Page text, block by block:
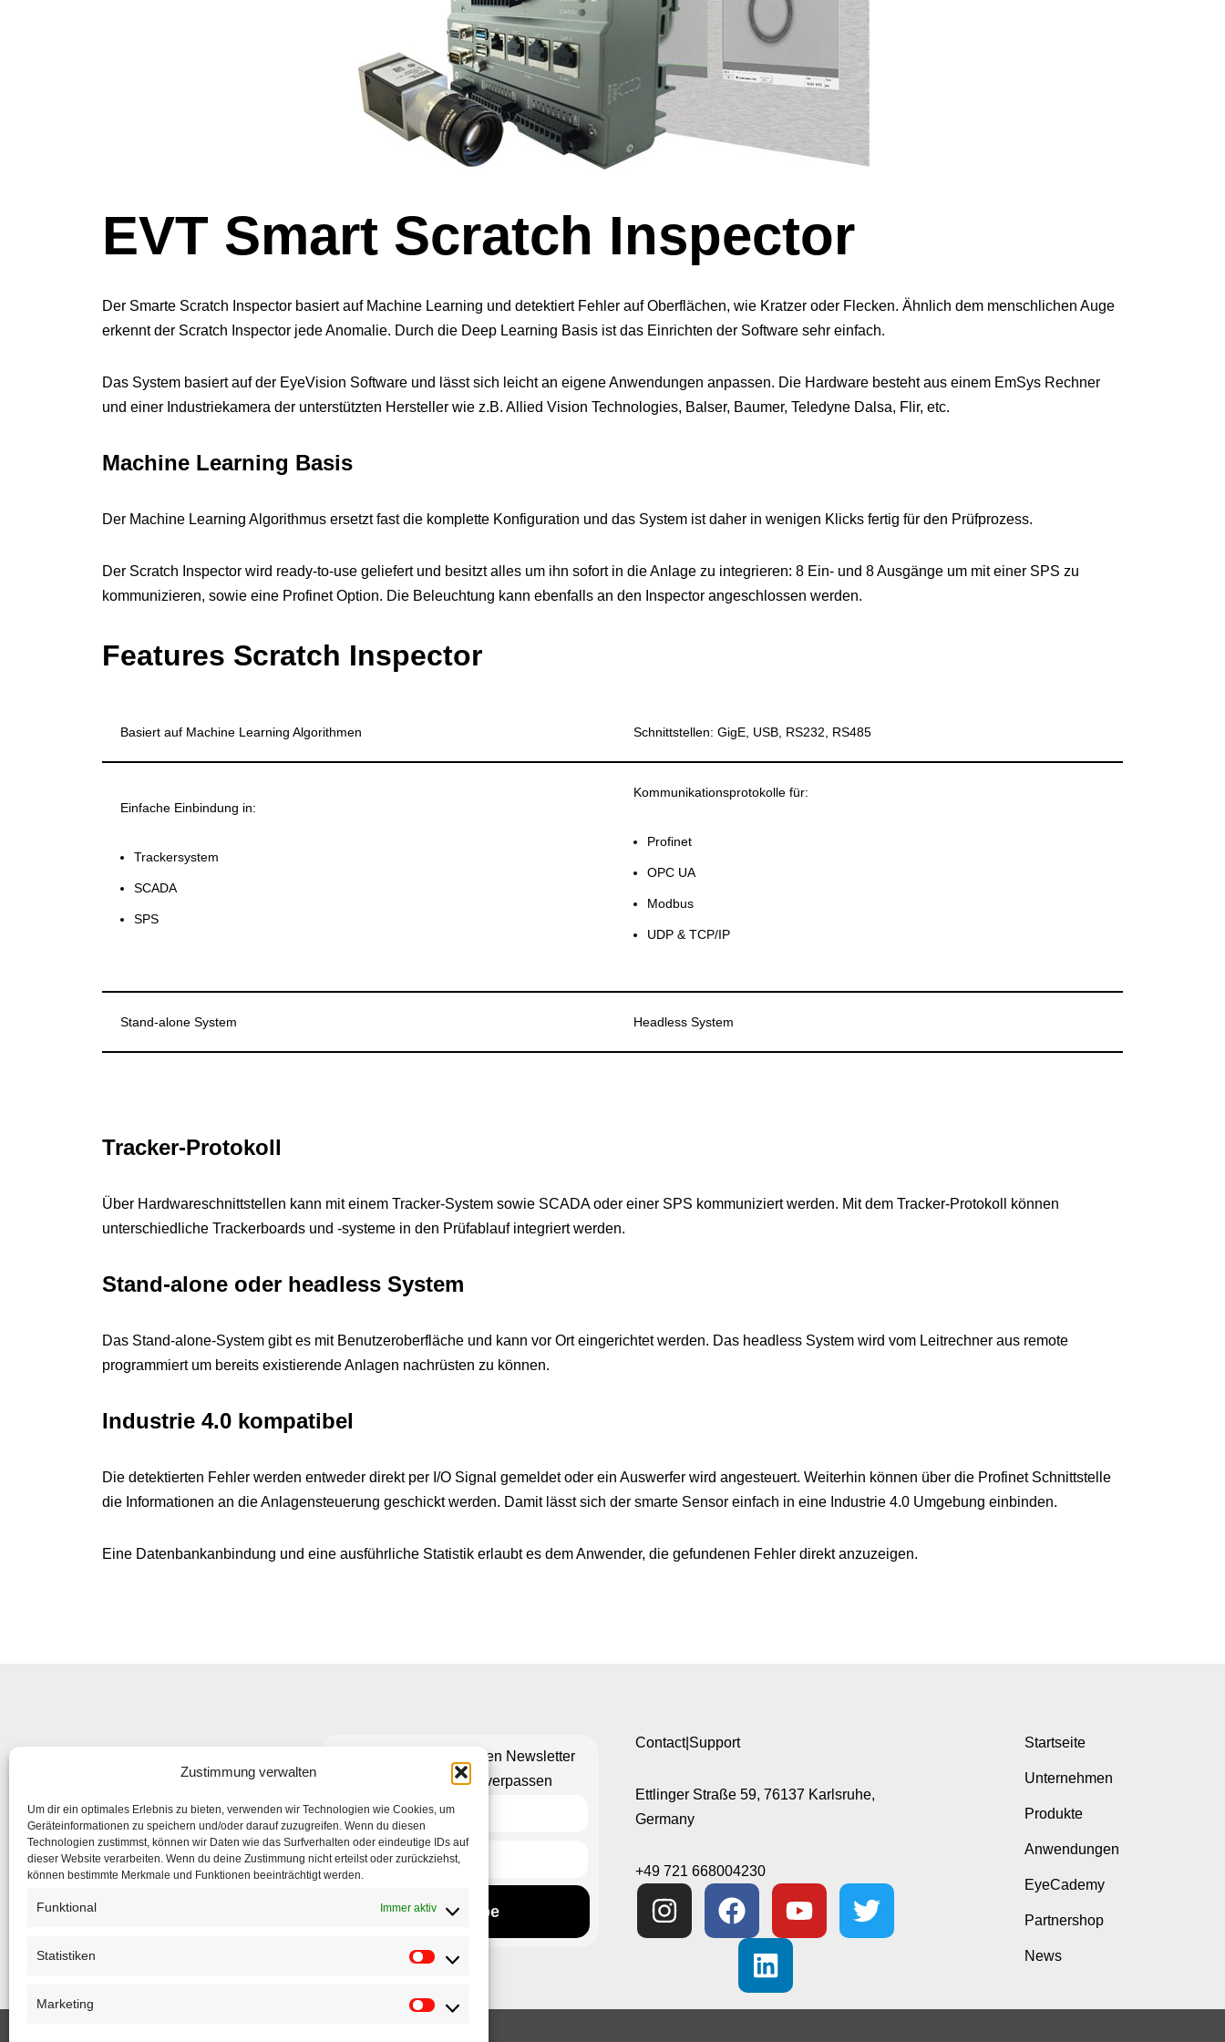
Zustimmung verwalten
Um dir ein optimales Erlebnis zu bieten, verwenden wir Technologien wie Cookies, um
Geräteinformationen zu speichern und/oder darauf zuzugreifen. Wenn du diesen
Technologien zustimmst, können wir Daten wie das Surfverhalten oder eindeutige IDs auf
dieser Website verarbeiten. Wenn du deine Zustimmung nicht erteilst oder zurückziehst,
können bestimmte Merkmale und Funktionen beeinträchtigt werden.
Funktional Immer aktiv
Statistiken
Marketing
EVT Smart Scratch Inspector
Der Smarte Scratch Inspector basiert auf Machine Learning und detektiert Fehler auf Oberflächen, wie Kratzer oder Flecken. Ähnlich dem menschlichen Auge
erkennt der Scratch Inspector jede Anomalie. Durch die Deep Learning Basis ist das Einrichten der Software sehr einfach.
Das System basiert auf der EyeVision Software und lässt sich leicht an eigene Anwendungen anpassen. Die Hardware besteht aus einem EmSys Rechner
und einer Industriekamera der unterstützten Hersteller wie z.B. Allied Vision Technologies, Balser, Baumer, Teledyne Dalsa, Flir, etc.
Machine Learning Basis
Der Machine Learning Algorithmus ersetzt fast die komplette Konfiguration und das System ist daher in wenigen Klicks fertig für den Prüfprozess.
Der Scratch Inspector wird ready-to-use geliefert und besitzt alles um ihn sofort in die Anlage zu integrieren: 8 Ein- und 8 Ausgänge um mit einer SPS zu
kommunizieren, sowie eine Profinet Option. Die Beleuchtung kann ebenfalls an den Inspector angeschlossen werden.
Features Scratch Inspector
Basiert auf Machine Learning Algorithmen Schnittstellen: GigE, USB, RS232, RS485
Einfache Einbindung in:
Trackersystem
SCADA
SPS
Kommunikationsprotokolle für:
Profinet
OPC UA
Modbus
UDP & TCP/IP
Stand-alone System Headless System
Tracker-Protokoll
Über Hardwareschnittstellen kann mit einem Tracker-System sowie SCADA oder einer SPS kommuniziert werden. Mit dem Tracker-Protokoll können
unterschiedliche Trackerboards und -systeme in den Prüfablauf integriert werden.
Stand-alone oder headless System
Das Stand-alone-System gibt es mit Benutzeroberfläche und kann vor Ort eingerichtet werden. Das headless System wird vom Leitrechner aus remote
programmiert um bereits existierende Anlagen nachrüsten zu können.
Industrie 4.0 kompatibel
Die detektierten Fehler werden entweder direkt per I/O Signal gemeldet oder ein Auswerfer wird angesteuert. Weiterhin können über die Profinet Schnittstelle
die Informationen an die Anlagensteuerung geschickt werden. Damit lässt sich der smarte Sensor einfach in eine Industrie 4.0 Umgebung einbinden.
Eine Datenbankanbindung und eine ausführliche Statistik erlaubt es dem Anwender, die gefundenen Fehler direkt anzuzeigen.
Abonnieren Sie unseren Newsletter
um nichts mehr zu verpassen
Subscribe
Contact|Support
Ettlinger Straße 59, 76137 Karlsruhe,
Germany
+49 721 668004230
Startseite
Unternehmen
Produkte
Anwendungen
EyeCademy
Partnershop
News